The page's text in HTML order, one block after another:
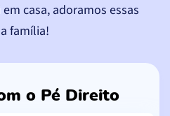
casa, adoramos essas
família!
o Pé Direito